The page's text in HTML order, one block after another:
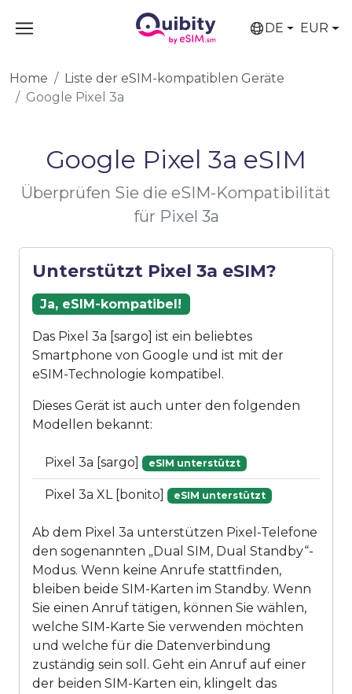
DE EUR
Home
Liste der eSIM-kompatiblen Geräte
Google Pixel 3a
Google Pixel 3a eSIM
Überprüfen Sie die eSIM-Kompatibilität
für Pixel 3a
Unterstützt Pixel 3a eSIM?
Ja, eSIM-kompatibel!
Das Pixel 3a [sargo] ist ein beliebtes
Smartphone von Google und ist mit der
eSIM-Technologie kompatibel.
Dieses Gerät ist auch unter den folgenden
Modellen bekannt:
Pixel 3a [sargo] eSIM unterstützt
Pixel 3a XL [bonito] eSIM unterstützt
Ab dem Pixel 3a unterstützen Pixel-Telefone
den sogenannten „Dual SIM, Dual Standby“-
Modus. Wenn keine Anrufe stattfinden,
bleiben beide SIM-Karten im Standby. Wenn
Sie einen Anruf tätigen, können Sie wählen,
welche SIM-Karte Sie verwenden möchten
und welche für die Datenverbindung
zuständig sein soll. Geht ein Anruf auf einer
der beiden SIM-Karten ein, klingelt das